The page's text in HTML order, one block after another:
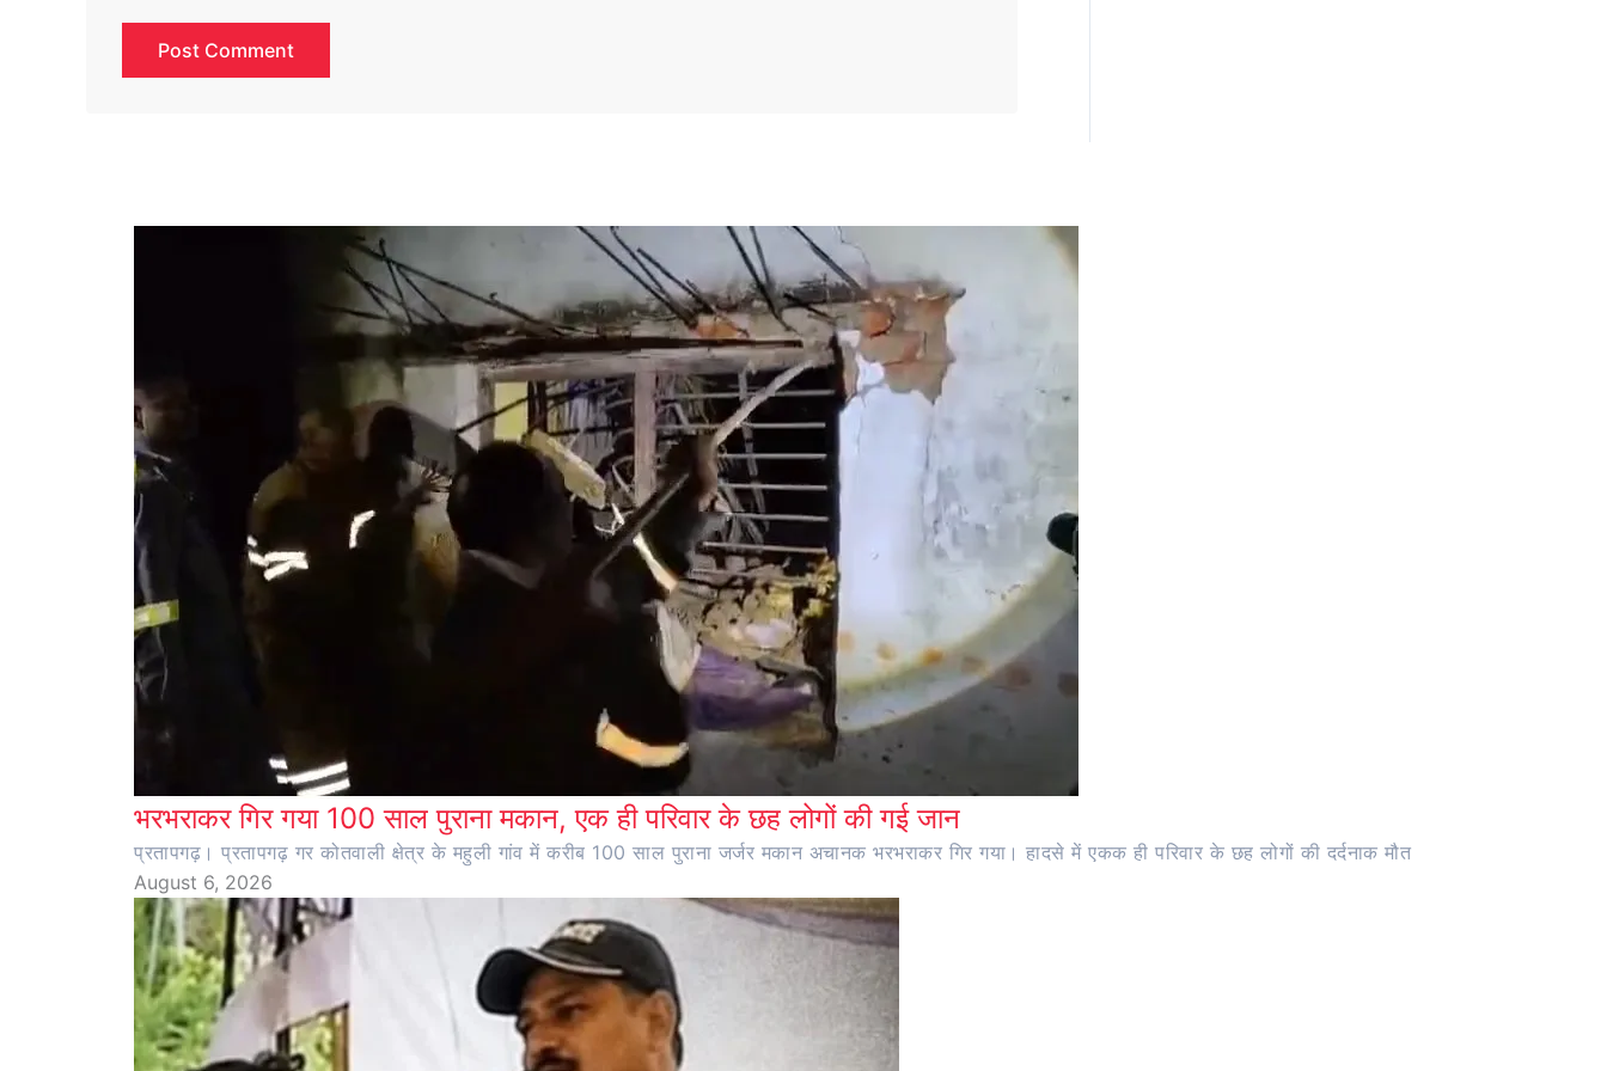
भरभराकर गिर गया 100 साल पुराना मकान, एक ही परिवार के छह लोगों की गई जान
प्रतापगढ़। प्रतापगढ़ गर कोतवाली क्षेत्र के महुली गांव में करीब 100 साल पुराना जर्जर मकान अचानक भरभराकर गिर गया। हादसे में एकक ही परिवार के छह लोगों की दर्दनाक मौत
August 6, 2026